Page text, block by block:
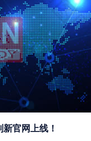
官网上线！